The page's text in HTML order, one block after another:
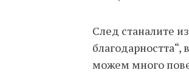
След станалите
можем много